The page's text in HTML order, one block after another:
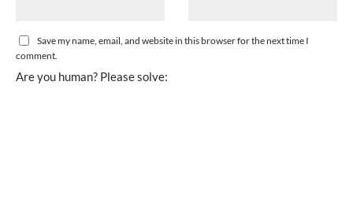
Save my name, email, and website in this browser for the next time I
comment.
Are you human? Please solve: